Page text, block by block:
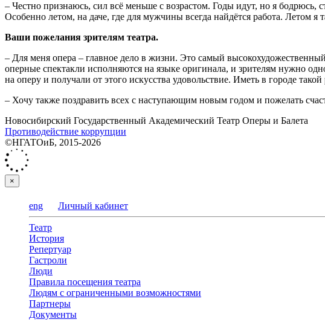
– Честно признаюсь, сил всё меньше с возрастом. Годы идут, но я бодрюсь,
Особенно летом, на даче, где для мужчины всегда найдётся работа. Летом я
Ваши пожелания зрителям театра.
– Для меня опера – главное дело в жизни. Это самый
оперные спектакли исполняются на языке оригинала, и зрителям нужно
на оперу и получали от этого искусства удовольствие. Иметь в городе
– Хочу также поздравить всех с наступающим новым годом и пожелать
Новосибирский Государственный Академический Театр Оперы и Балета
Противодействие коррупции
©НГАТОиБ, 2015-2026
×
eng Личный кабинет
Театр
История
Репертуар
Гастроли
Люди
Правила посещения театра
Людям с ограниченными возможностями
Партнеры
Документы